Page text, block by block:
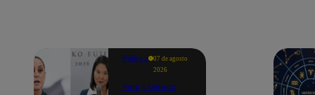
Política
07 de agosto
2026
Perú y México